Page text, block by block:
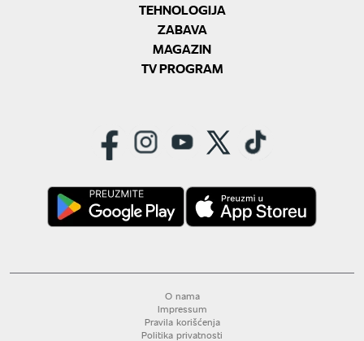
TEHNOLOGIJA
ZABAVA
MAGAZIN
TV PROGRAM
O nama
Impressum
Pravila korišćenja
Politika privatnosti